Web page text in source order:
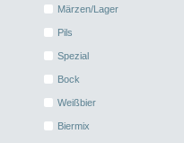
Märzen/Lager
Pils
Spezial
Bock
Weißbier
Biermix